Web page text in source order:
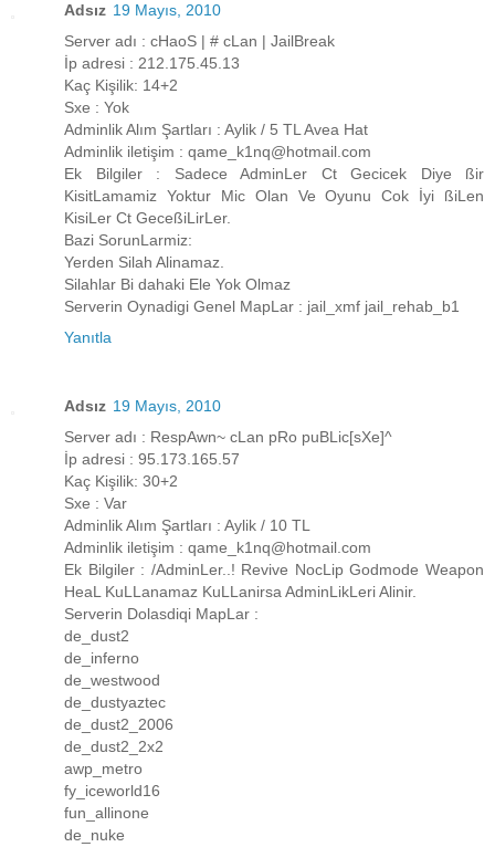
Adsız 19 Mayıs, 2010
Server adı : cHaoS | # cLan | JailBreak
İp adresi : 212.175.45.13
Kaç Kişilik: 14+2
Sxe : Yok
Adminlik Alım Şartları : Aylik / 5 TL Avea Hat
Adminlik iletişim : qame_k1nq@hotmail.com
Ek Bilgiler : Sadece AdminLer Ct Gecicek Diye ßir
KisitLamamiz Yoktur Mic Olan Ve Oyunu Cok İyi ßiLen
KisiLer Ct GeceßiLirLer.
Bazi SorunLarmiz:
Yerden Silah Alinamaz.
Silahlar Bi dahaki Ele Yok Olmaz
Serverin Oynadigi Genel MapLar : jail_xmf jail_rehab_b1
Yanıtla
Adsız 19 Mayıs, 2010
Server adı : RespAwn~ cLan pRo puBLic[sXe]^
İp adresi : 95.173.165.57
Kaç Kişilik: 30+2
Sxe : Var
Adminlik Alım Şartları : Aylik / 10 TL
Adminlik iletişim : qame_k1nq@hotmail.com
Ek Bilgiler : /AdminLer..! Revive NocLip Godmode Weapon
HeaL KuLLanamaz KuLLanirsa AdminLikLeri Alinir.
Serverin Dolasdiqi MapLar :
de_dust2
de_inferno
de_westwood
de_dustyaztec
de_dust2_2006
de_dust2_2x2
awp_metro
fy_iceworld16
fun_allinone
de_nuke